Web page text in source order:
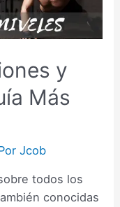
y
Más
Jcob
todos los
conocidas